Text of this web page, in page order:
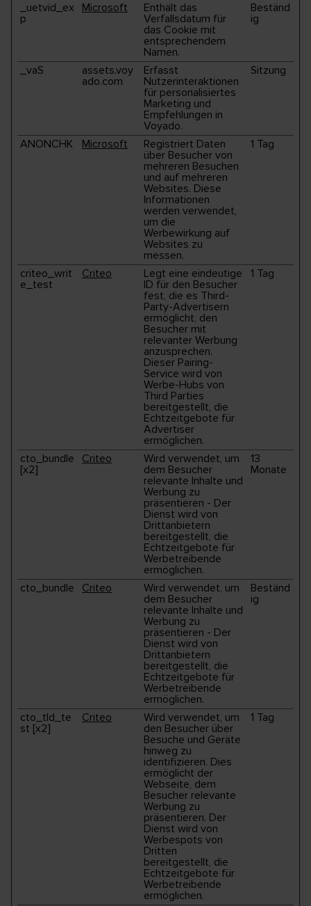
_uetvid_ex
p
Microsoft
Enthält das
Verfallsdatum für
das Cookie mit
entsprechendem
Namen.
Beständ
ig
_vaS
assets.voy
ado.com
Erfasst
Nutzerinteraktionen
für personalisiertes
Marketing und
Empfehlungen in
Voyado.
Sitzung
ANONCHK Microsoft
Registriert Daten
über Besucher von
mehreren Besuchen
und auf mehreren
Websites. Diese
Informationen
werden verwendet,
um die
Werbewirkung auf
Websites zu
messen.
1 Tag
criteo_writ
e_test
Criteo
Legt eine eindeutige
ID für den Besucher
fest, die es Third-
Party-Advertisern
ermöglicht, den
Besucher mit
relevanter Werbung
anzusprechen.
Dieser Pairing-
Service wird von
Werbe-Hubs von
Third Parties
bereitgestellt, die
Echtzeitgebote für
Advertiser
ermöglichen.
1 Tag
cto_bundle
[x2]
Criteo
Wird verwendet, um
dem Besucher
relevante Inhalte und
Werbung zu
präsentieren - Der
Dienst wird von
Drittanbietern
bereitgestellt, die
Echtzeitgebote für
Werbetreibende
ermöglichen.
13
Monate
cto_bundle Criteo
Wird verwendet, um
dem Besucher
relevante Inhalte und
Werbung zu
präsentieren - Der
Dienst wird von
Drittanbietern
bereitgestellt, die
Echtzeitgebote für
Werbetreibende
ermöglichen.
Beständ
ig
cto_tld_te
st [x2]
Criteo
Wird verwendet, um
den Besucher über
Besuche und Geräte
hinweg zu
identifizieren. Dies
ermöglicht der
Webseite, dem
Besucher relevante
Werbung zu
präsentieren. Der
Dienst wird von
Werbespots von
Dritten
bereitgestellt, die
Echtzeitgebote für
Werbetreibende
ermöglichen.
1 Tag